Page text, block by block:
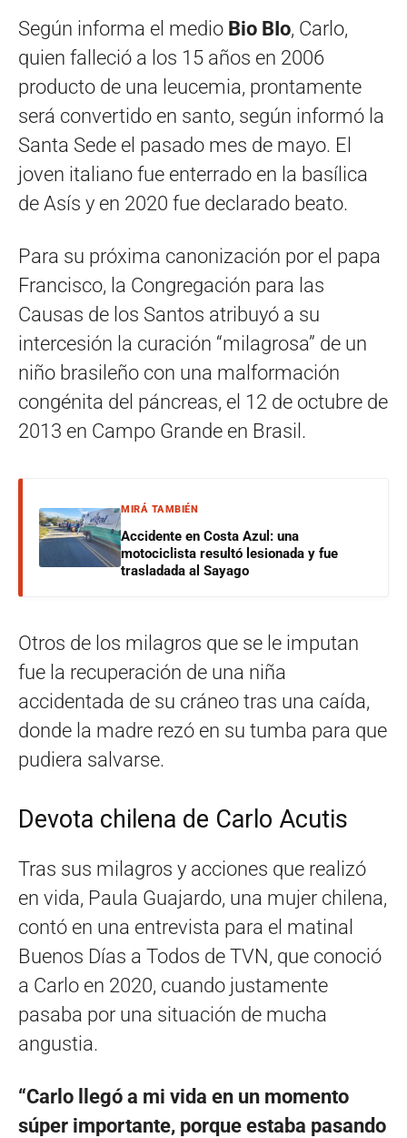
Según informa el medio Bio BIo, Carlo,
quien falleció a los 15 años en 2006
producto de una leucemia, prontamente
será convertido en santo, según informó la
Santa Sede el pasado mes de mayo. El
joven italiano fue enterrado en la basílica
de Asís y en 2020 fue declarado beato.
Para su próxima canonización por el papa
Francisco, la Congregación para las
Causas de los Santos atribuyó a su
intercesión la curación “milagrosa” de un
niño brasileño con una malformación
congénita del páncreas, el 12 de octubre de
2013 en Campo Grande en Brasil.
MIRÁ TAMBIÉN
Accidente en Costa Azul: una
motociclista resultó lesionada y fue
trasladada al Sayago
Otros de los milagros que se le imputan
fue la recuperación de una niña
accidentada de su cráneo tras una caída,
donde la madre rezó en su tumba para que
pudiera salvarse.
Devota chilena de Carlo Acutis
Tras sus milagros y acciones que realizó
en vida, Paula Guajardo, una mujer chilena,
contó en una entrevista para el matinal
Buenos Días a Todos de TVN, que conoció
a Carlo en 2020, cuando justamente
pasaba por una situación de mucha
angustia.
“Carlo llegó a mi vida en un momento
súper importante, porque estaba pasando